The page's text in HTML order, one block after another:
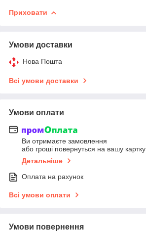
Приховати
Умови доставки
Нова Пошта
Всі умови доставки
Умови оплати
Ви отримаєте замовлення
або гроші повернуться на вашу картку
Детальніше
Оплата на рахунок
Всі умови оплати
Умови повернення